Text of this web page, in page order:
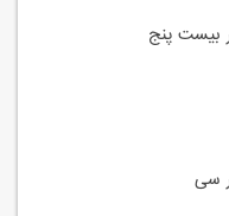
بیست پنج
سی